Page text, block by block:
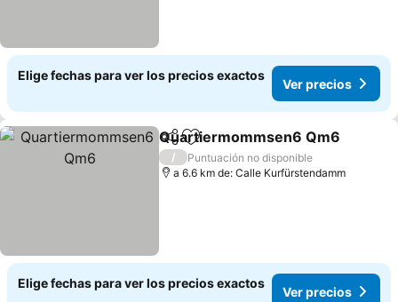
Elige fechas para ver los precios exactos
Ver precios
CompartirAgregar a favoritos
Quartiermommsen6 Qm6
/
Puntuación no disponible
a 6.6 km de: Calle Kurfürstendamm
Elige fechas para ver los precios exactos
Ver precios